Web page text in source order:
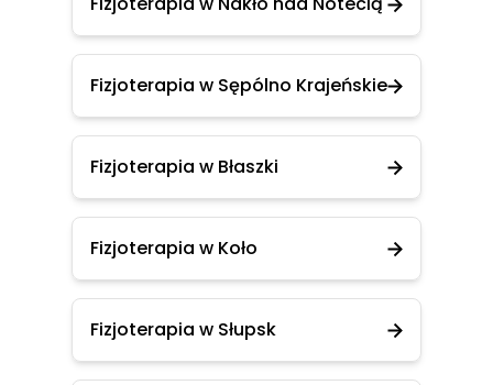
Fizjoterapia w Sępólno Krajeńskie
Fizjoterapia w Błaszki
Fizjoterapia w Koło
Fizjoterapia w Słupsk